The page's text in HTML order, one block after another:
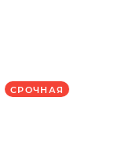
СРОЧНАЯ